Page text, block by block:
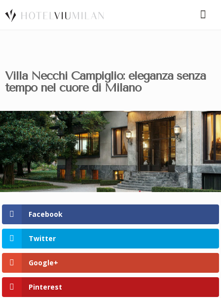
BOOK A ROOM BOOK FOR TODAY
SPECIAL CODE
Villa Necchi Campiglio: eleganza senza
tempo nel cuore di Milano
Facebook
Twitter
Google+
Pinterest